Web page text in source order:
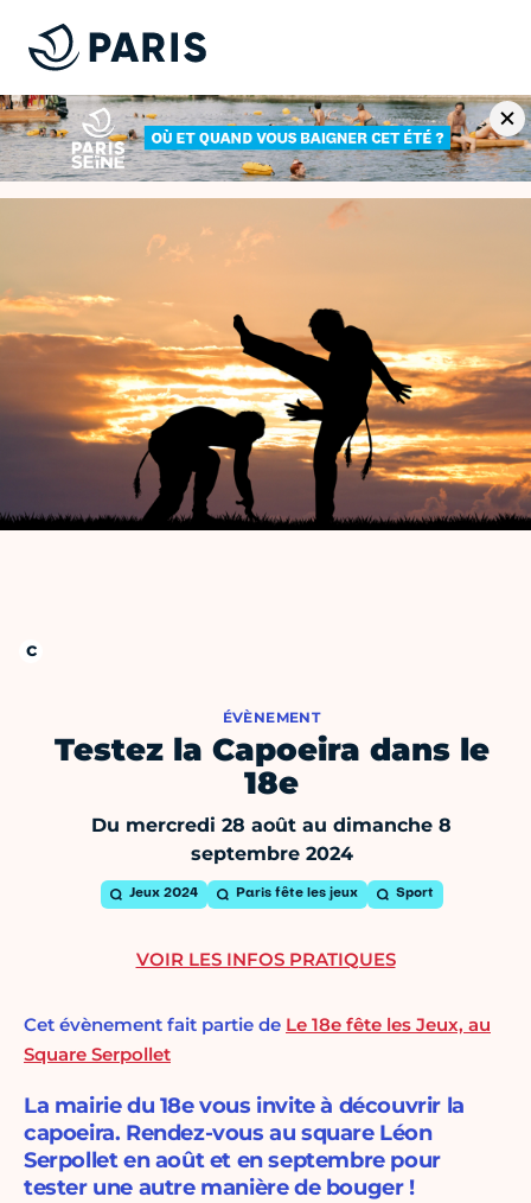
ÉVÈNEMENT
Testez la Capoeira dans le
18e
Du mercredi 28 août au dimanche 8
septembre 2024
Jeux 2024 Paris fête les jeux Sport
Cet évènement fait partie de Le 18e fête les Jeux, au
Square Serpollet
La mairie du 18e vous invite à découvrir la
capoeira. Rendez-vous au square Léon
Serpollet en août et en septembre pour
tester une autre manière de bouger !
VOIR LES INFOS PRATIQUES